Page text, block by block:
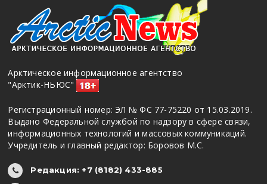
Арктическое информационное агентство
"Арктик-НЬЮС"
Регистрационный номер: ЭЛ № ФС 77-75220 от 15.03.2019.
Выдано Федеральной службой по надзору в сфере связи,
информационных технологий и массовых коммуникаций.
Учредитель и главный редактор: Боровов М.С.
Редакция: +7 (8182) 433-885